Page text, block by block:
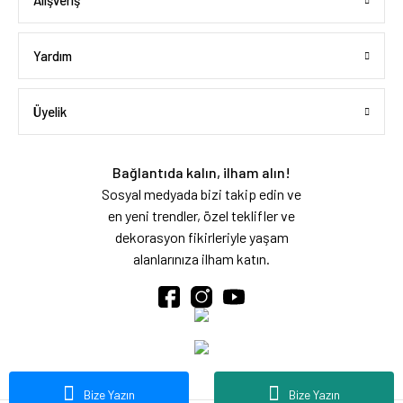
Bize Yazın
Bize Yazın
Yardım
Üyelik
Bağlantıda kalın, ilham alın!
Sosyal medyada bizi takip edin ve
en yeni trendler, özel teklifler ve
dekorasyon fikirleriyle yaşam
alanlarınıza ilham katın.